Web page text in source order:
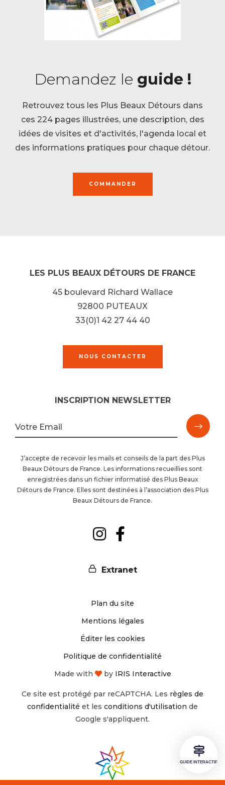
GUIDE INTERACTIF
Demandez le guide !
Retrouvez tous les Plus Beaux Détours dans
ces 224 pages illustrées, une description, des
idées de visites et d'activités, l'agenda local et
des informations pratiques pour chaque détour.
COMMANDER
LES PLUS BEAUX DÉTOURS DE FRANCE
45 boulevard Richard Wallace
92800 PUTEAUX
33(0)1 42 27 44 40
NOUS CONTACTER
INSCRIPTION NEWSLETTER
Votre Email
la
J’accepte de recevoir les mails et conseils de la part des Plus
Beaux Détours de France. Les informations recueillies sont
enregistrées dans un fichier informatisé des Plus Beaux
Détours de France. Elles sont destinées à l’association des Plus
Beaux Détours de France.
Suivez-
Instagram
Suivez-
Facebook
Extranet
Plan du site
Mentions légales
Éditer les cookies
Politique de confidentialité
Made with
by IRIS Interactive
Ce site est protégé par reCAPTCHA. Les règles de
confidentialité et les conditions d'utilisation de
Google s'appliquent.